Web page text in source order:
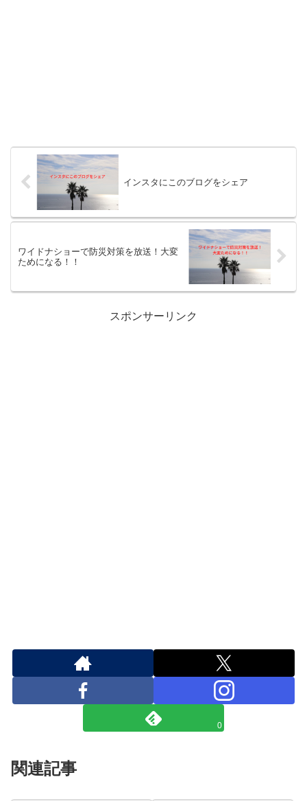
インスタにこのブログをシェア
ワイドナショーで防災対策を放送！大変
ためになる！！
スポンサーリンク
0
関連記事